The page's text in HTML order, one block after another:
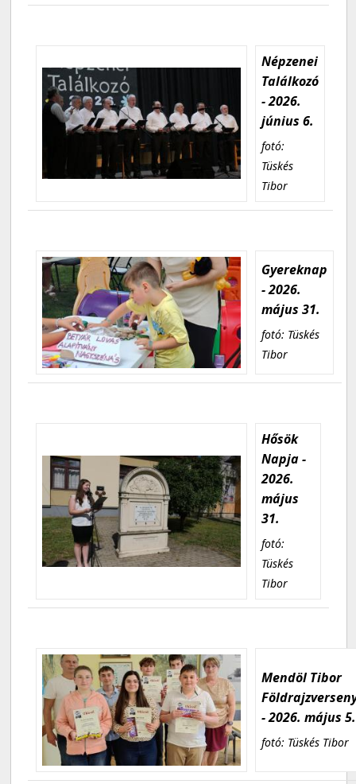
Népzenei
Találkozó
- 2026.
június 6.
fotó:
Tüskés
Tibor
Gyereknap
- 2026.
május 31.
fotó: Tüskés
Tibor
Hősök
Napja -
2026.
május
31.
fotó:
Tüskés
Tibor
Mendöl Tibor
- 2026. május 5.
fotó: Tüskés Tibor